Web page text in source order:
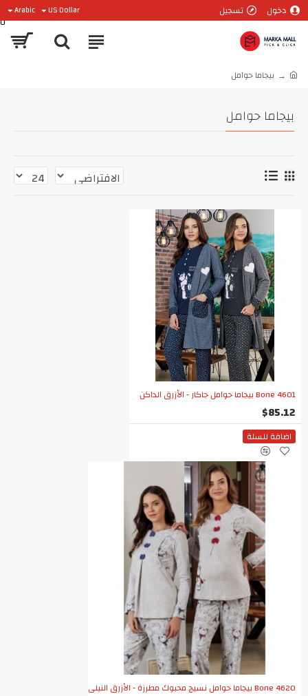
دخول تسجيل US Dollar
Arabic
0
بيجاما حوامل
بيجاما حوامل
Bone 4601 بيجاما حوامل جاكار - الأزرق الداكن
$85.12
اضافة للسلة
Bone 4620 بيجاما حوامل نسيج محبوك مطرزة - الأزرق النيلي